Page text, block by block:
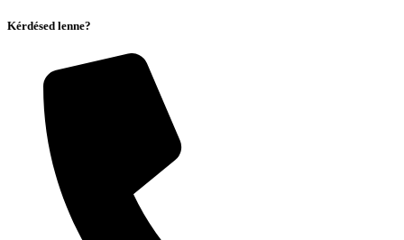
Kérdésed lenne?